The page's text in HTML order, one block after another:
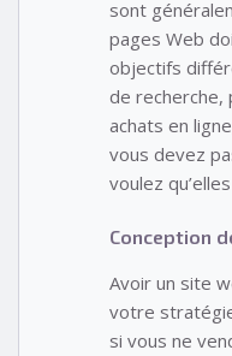
sont
pages Web
objectifs
de recherche,
achats en
vous devez
voulez
Conception
Avoir un site
votre
si vous ne